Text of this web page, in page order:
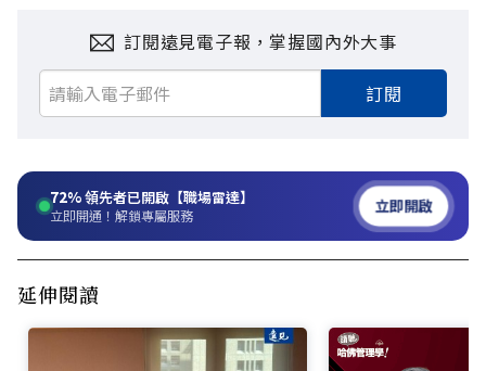
訂閱遠見電子報，掌握國內外大事
訂閱
72%領先者已開啟【職場雷達】
立即開通！解鎖專屬服務 立即開啟
延伸閱讀